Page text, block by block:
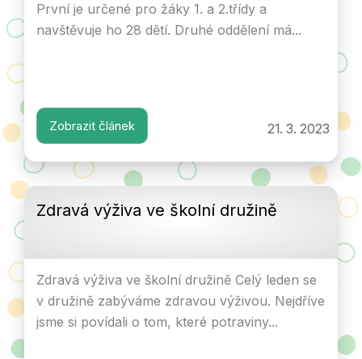
21. 3. 2023
První je určené pro žáky 1. a 2.třídy a
navštěvuje ho 28 dětí. Druhé oddělení má...
Zobrazit článek
Zdravá výživa ve školní družině
Zdravá výživa ve školní družině Celý leden se
v družině zabýváme zdravou výživou. Nejdříve
jsme si povídali o tom, které potraviny...